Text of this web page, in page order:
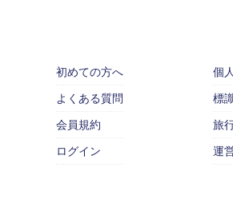
初めての方へ
よくある質問
会員規約
ログイン
個
標
旅
運